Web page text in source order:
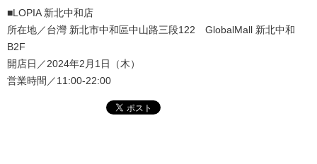
■LOPIA 新北中和店
所在地／台灣 新北市中和區中山路三段122 GlobalMall 新北中和
B2F
開店日／2024年2月1日（木）
営業時間／11:00-22:00